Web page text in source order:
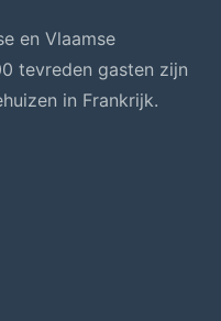
en Vlaamse
tevreden gasten zijn
in Frankrijk.